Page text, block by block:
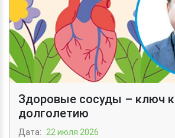
Здоровые сосуды – ключ к
долголетию
Дата: 22 июля 2026